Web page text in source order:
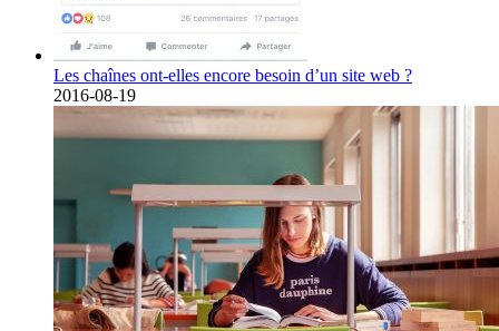
Les chaînes ont-elles encore besoin d’un site web ?
2016-08-19